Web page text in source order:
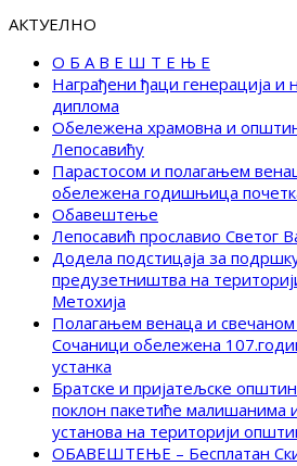
АКТУЕЛНО
О Б А В Е Ш Т Е Њ Е
Награђени ђаци генерација и
диплома
Обележена храмовна и
Лепосавићу
Парастосом и полагањем
обележена годишњица
Обавештење
Лепосавић прославио Светог
Додела подстицаја за
предузетништва на
Метохија
Полагањем венаца и
Сочаници обележена
устанка
Братске и пријатељске
поклон пакетиће малишанима
установа на територији
ОБАВЕШТЕЊЕ – Бесплатан